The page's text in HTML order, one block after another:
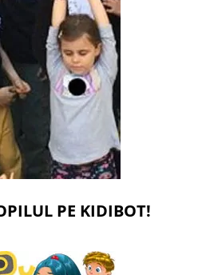
PE KIDIBOT!